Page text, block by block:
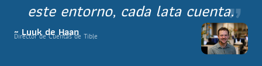
este entorno, cada lata cuenta.”
~ Luuk de Haan
Director de Cuentas de Tible